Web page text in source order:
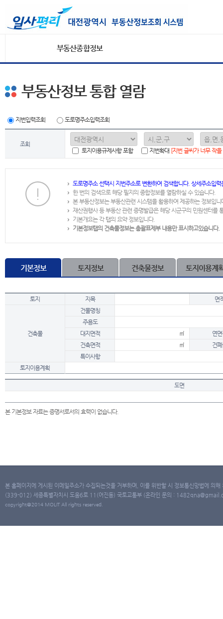
부동산종합정보
부동산정보 통합 열람
지번입력조회 도로명주소입력조회
조회
토지이용규제사항 포함
지번확대 [지번 글씨가 너무 작
도로명주소 선택시 지번주소로 변환하여 검색합니다. 상세주소입
한 번의 검색으로 해당 필지의 종합정보를 열람하실 수 있습니다.
본 부동산정보는 부동산관련 시스템을 활용하여 제공하는 정보입니
재산권행사 등 부동산 관련 증명발급은 해당 시군구의 민원센터를
기본개요는 각 탭의 요약 정보입니다.
기본정보탭의 건축물정보는 총괄표제부 내용만 표시하고있습니다.
기본정보 토지정보 건축물정보 토지이용계
토지 지목 면
건축물
건물명칭
주용도
대지면적
㎡
연
건축면적
㎡
건
특이사항
토지이용계획
도면
본 기본정보 자료는 증명서로서의 효력이 없습니다.
본 홈페이지에 게시된 이메일주소가 수집되는것을 거부하며, 이를 위반할 시 정보통신망법에 의
(339-012) 세종특별자치시 도움6로 11(어진동) 국토교통부 (온라인 문의 :
copyright@2014 MOLIT All rights reserved.